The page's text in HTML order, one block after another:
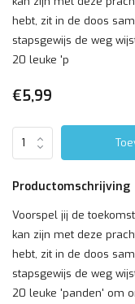
hebt, zit in de doos
stapsgewijs de weg
20 leuke 'p
€5,99
Productomschrijving
Voorspel jij de
kan zijn met deze
hebt, zit in de doos
stapsgewijs de weg
20 leuke 'panden' om